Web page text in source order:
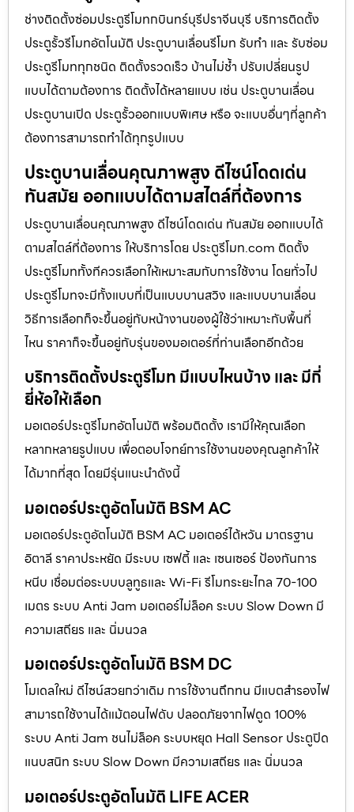
ช่างติดตั้งซ่อมประตูรีโมทกบินทร์บุรีปราจีนบุรี บริการติดตั้ง
ประตูรั้วรีโมทอัตโนมัติ ประตูบานเลื่อนรีโมท รับทำ และ รับซ่อม
ประตูรีโมททุกชนิด ติดตั้งรวดเร็ว บ้านไม่ช้ำ ปรับเปลี่ยนรูป
แบบได้ตามต้องการ ติดตั้งได้หลายแบบ เช่น ประตูบานเลื่อน
ประตูบานเปิด ประตูรั้วออกแบบพิเศษ หรือ จะแบบอื่นๆที่ลูกค้า
ต้องการสามารถทำได้ทุกรูปแบบ
ประตูบานเลื่อนคุณภาพสูง ดีไซน์โดดเด่น
ทันสมัย ออกแบบได้ตามสไตล์ที่ต้องการ
ประตูบานเลื่อนคุณภาพสูง ดีไซน์โดดเด่น ทันสมัย ออกแบบได้
ตามสไตล์ที่ต้องการ ให้บริการโดย ประตูรีโมท.com ติดตั้ง
ประตูรีโมททั้งทีควรเลือกให้เหมาะสมกับการใช้งาน โดยทั่วไป
ประตูรีโมทจะมีทั้งแบบที่เป็นแบบบานสวิง และแบบบานเลื่อน
วิธีการเลือกก็จะขึ้นอยู่กับหน้างานของผู้ใช้ว่าเหมาะกับพื้นที่
ไหน ราคาก็จะขึ้นอยู่กับรุ่นของมอเตอร์ที่ท่านเลือกอีกด้วย
บริการติดตั้งประตูรีโมท มีแบบไหนบ้าง และ มีกี่
ยี่ห้อให้เลือก
มอเตอร์ประตูรีโมทอัตโนมัติ พร้อมติดตั้ง เรามีให้คุณเลือก
หลากหลายรูปแบบ เพื่อตอบโจทย์การใช้งานของคุณลูกค้าให้
ได้มากที่สุด โดยมีรุ่นแนะนำดังนี้
มอเตอร์ประตูอัตโนมัติ BSM AC
มอเตอร์ประตูอัตโนมัติ BSM AC มอเตอร์ไต้หวัน มาตรฐาน
อิตาลี ราคาประหยัด มีระบบ เซฟตี้ และ เซนเซอร์ ป้องกันการ
หนีบ เชื่อมต่อระบบบลูทูธและ Wi-Fi รีโมทระยะไกล 70-100
เมตร ระบบ Anti Jam มอเตอร์ไม่ล็อค ระบบ Slow Down มี
ความเสถียร และ นิ่มนวล
มอเตอร์ประตูอัตโนมัติ BSM DC
โมเดลใหม่ ดีไซน์สวยกว่าเดิม การใช้งานถึกทน มีแบตสำรองไฟ
สามารถใช้งานได้แม้ตอนไฟดับ ปลอดภัยจากไฟดูด 100%
ระบบ Anti Jam ชนไม่ล็อค ระบบหยุด Hall Sensor ประตูปิด
แนบสนิท ระบบ Slow Down มีความเสถียร และ นิ่มนวล
มอเตอร์ประตูอัตโนมัติ LIFE ACER